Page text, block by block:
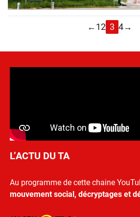
←12 3 4→
L’ACTU DU TA
Au programme de cette chaine
mouvement social, décryptages et